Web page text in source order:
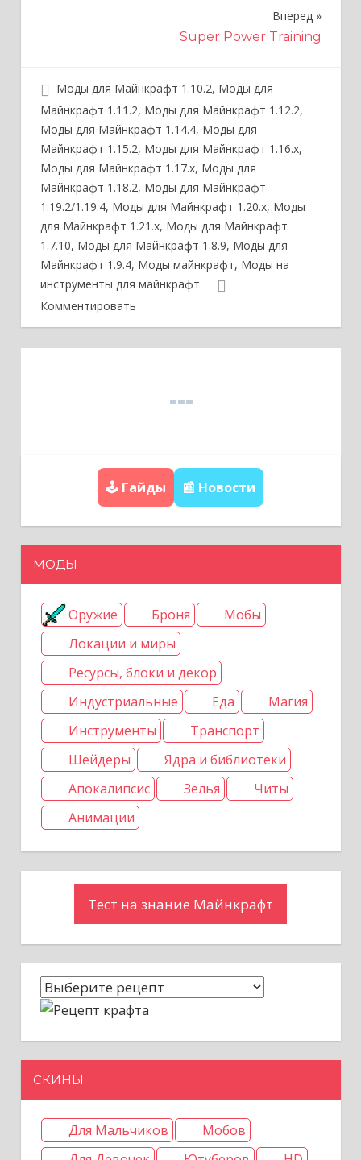
а
ц
и
я
п
о
з
а
п
Вперед
Super Power Training
Моды для Майнкрафт 1.10.2, Моды для
Майнкрафт 1.11.2, Моды для Майнкрафт 1.12.2,
Моды для Майнкрафт 1.14.4, Моды для
Майнкрафт 1.15.2, Моды для Майнкрафт 1.16.x,
Моды для Майнкрафт 1.17.x, Моды для
Майнкрафт 1.18.2, Моды для Майнкрафт
1.19.2/1.19.4, Моды для Майнкрафт 1.20.x, Моды
для Майнкрафт 1.21.x, Моды для Майнкрафт
1.7.10, Моды для Майнкрафт 1.8.9, Моды для
Майнкрафт 1.9.4, Моды майнкрафт, Моды на
инструменты для майнкрафт
Комментировать
🕹️ Гайды 📰 Новости
МОДЫ
Оружие Броня
Мобы
Локации и миры
Ресурсы, блоки и декор
Индустриальные
Еда
Магия
Инструменты
Транспорт
Шейдеры
Ядра и библиотеки
Апокалипсис
Зелья
Читы
Анимации
Тест на знание Майнкрафт
СКИНЫ
Для Мальчиков
Мобов